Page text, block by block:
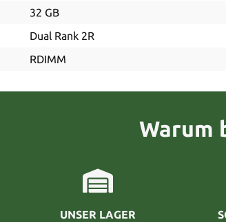
32 GB
Dual Rank 2R
RDIMM
Warum
UNSER LAGER